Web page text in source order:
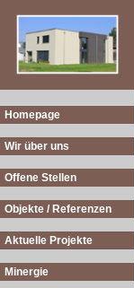
Homepage
Wir über uns
Offene Stellen
Objekte / Referenzen
Aktuelle Projekte
Minergie